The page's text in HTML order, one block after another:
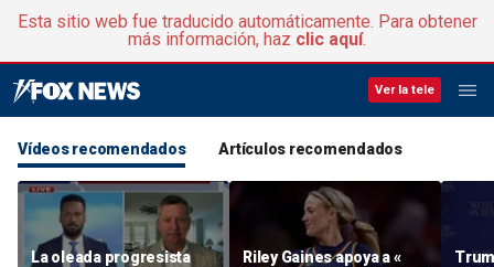
Esta sitio web fue traducido automáticamente. Para obtener
más información, haz clic aquí.
Ver la tele
Vídeos recomendados Artículos recomendados
La oleada progresista
Riley Gaines apoya a «